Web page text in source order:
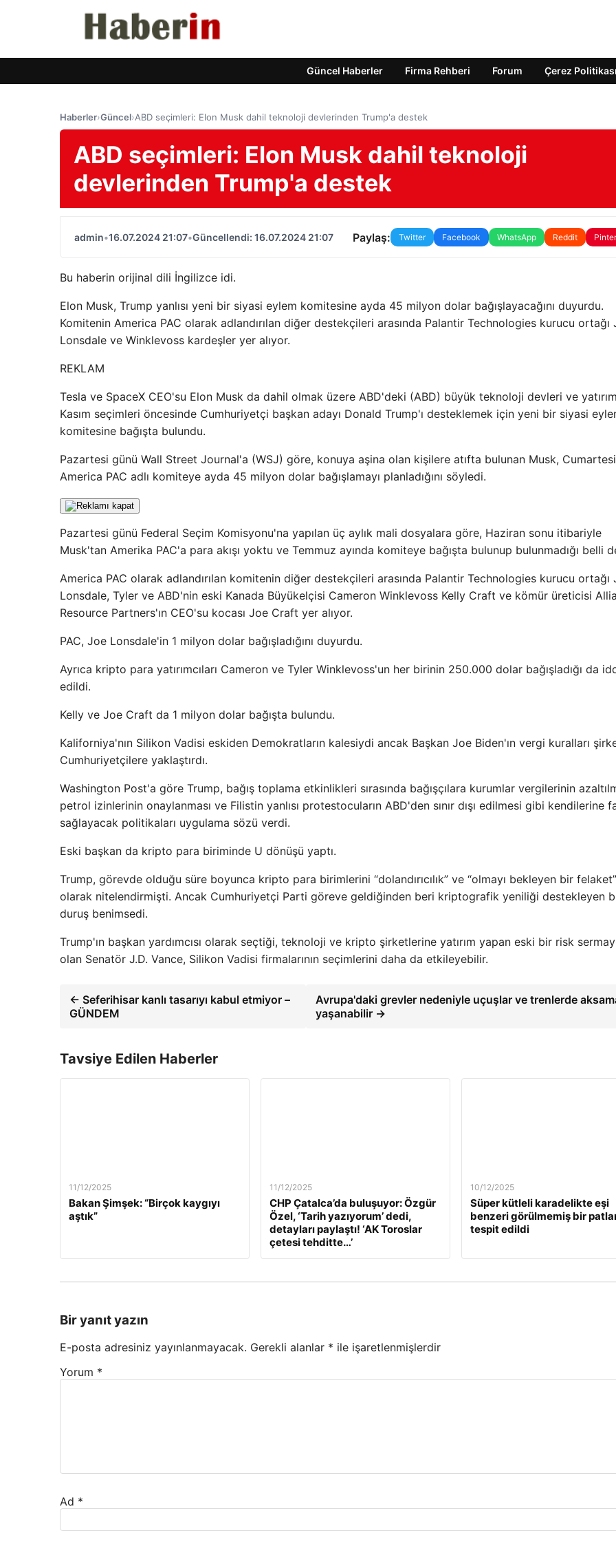
Güncel Haberler Firma Rehberi Forum Çerez Politikası
Haberler›Güncel›ABD seçimleri: Elon Musk dahil teknoloji devlerinden Trump'a destek
ABD seçimleri: Elon Musk dahil teknoloji
devlerinden Trump'a destek
admin•16.07.2024 21:07•Güncellendi: 16.07.2024 21:07 Paylaş: Twitter Facebook WhatsApp Reddit
Bu haberin orijinal dili İngilizce idi.
Elon Musk, Trump yanlısı yeni bir siyasi eylem komitesine ayda 45 milyon dolar bağışlayacağını duyurdu.
Komitenin America PAC olarak adlandırılan diğer destekçileri arasında Palantir Technologies kurucu ortağı
Lonsdale ve Winklevoss kardeşler yer alıyor.
REKLAM
Tesla ve SpaceX CEO'su Elon Musk da dahil olmak üzere ABD'deki (ABD) büyük teknoloji devleri ve
Kasım seçimleri öncesinde Cumhuriyetçi başkan adayı Donald Trump'ı desteklemek için yeni bir siyasi
komitesine bağışta bulundu.
Pazartesi günü Wall Street Journal'a (WSJ) göre, konuya aşina olan kişilere atıfta bulunan Musk,
America PAC adlı komiteye ayda 45 milyon dolar bağışlamayı planladığını söyledi.
Pazartesi günü Federal Seçim Komisyonu'na yapılan üç aylık mali dosyalara göre, Haziran sonu itibariyle
Musk'tan Amerika PAC'a para akışı yoktu ve Temmuz ayında komiteye bağışta bulunup bulunmadığı belli
America PAC olarak adlandırılan komitenin diğer destekçileri arasında Palantir Technologies kurucu ortağı
Lonsdale, Tyler ve ABD'nin eski Kanada Büyükelçisi Cameron Winklevoss Kelly Craft ve kömür üreticisi
Resource Partners'ın CEO'su kocası Joe Craft yer alıyor.
PAC, Joe Lonsdale'in 1 milyon dolar bağışladığını duyurdu.
Ayrıca kripto para yatırımcıları Cameron ve Tyler Winklevoss'un her birinin 250.000 dolar bağışladığı da
edildi.
Kelly ve Joe Craft da 1 milyon dolar bağışta bulundu.
Kaliforniya'nın Silikon Vadisi eskiden Demokratların kalesiydi ancak Başkan Joe Biden'ın vergi kuralları
Cumhuriyetçilere yaklaştırdı.
Washington Post'a göre Trump, bağış toplama etkinlikleri sırasında bağışçılara kurumlar vergilerinin
petrol izinlerinin onaylanması ve Filistin yanlısı protestocuların ABD'den sınır dışı edilmesi gibi kendilerine
sağlayacak politikaları uygulama sözü verdi.
Eski başkan da kripto para biriminde U dönüşü yaptı.
Trump, görevde olduğu süre boyunca kripto para birimlerini “dolandırıcılık” ve “olmayı bekleyen bir felaket”
olarak nitelendirmişti. Ancak Cumhuriyetçi Parti göreve geldiğinden beri kriptografik yeniliği destekleyen
duruş benimsedi.
Trump'ın başkan yardımcısı olarak seçtiği, teknoloji ve kripto şirketlerine yatırım yapan eski bir risk
olan Senatör J.D. Vance, Silikon Vadisi firmalarının seçimlerini daha da etkileyebilir.
← Seferihisar kanlı tasarıyı kabul etmiyor –
GÜNDEM
Avrupa'daki grevler nedeniyle uçuşlar ve trenlerde
yaşanabilir →
Tavsiye Edilen Haberler
11/12/2025
Bakan Şimşek: “Birçok kaygıyı
aştık”
11/12/2025
CHP Çatalca’da buluşuyor: Özgür
Özel, ‘Tarih yazıyorum’ dedi,
detayları paylaştı! ‘AK Toroslar
çetesi tehditte…’
10/12/2025
Süper kütleli karadelikte eşi
benzeri görülmemiş bir
tespit edildi
Bir yanıt yazın
E-posta adresiniz yayınlanmayacak. Gerekli alanlar * ile işaretlenmişlerdir
Yorum *
Ad *